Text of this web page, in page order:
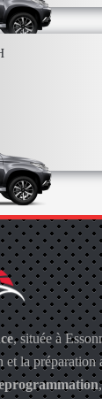
, située à
et la